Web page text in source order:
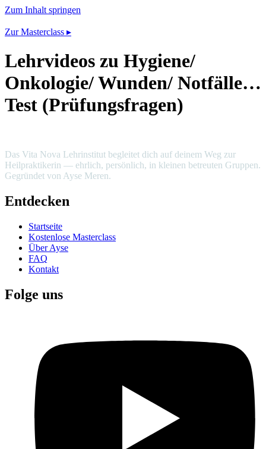
Zum Inhalt springen
Zur Masterclass ▸
Lehrvideos zu Hygiene/
Onkologie/ Wunden/ Notfälle…
Test (Prüfungsfragen)
Das Vita Nova Lehrinstitut begleitet dich auf deinem Weg zur
Heilpraktikerin — ehrlich, persönlich, in kleinen betreuten Gruppen.
Gegründet von Ayse Meren.
Entdecken
Startseite
Kostenlose Masterclass
Über Ayse
FAQ
Kontakt
Folge uns